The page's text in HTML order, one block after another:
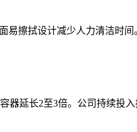
易擦拭设计减少人力清洁时间
器延长2至3倍。公司持续投